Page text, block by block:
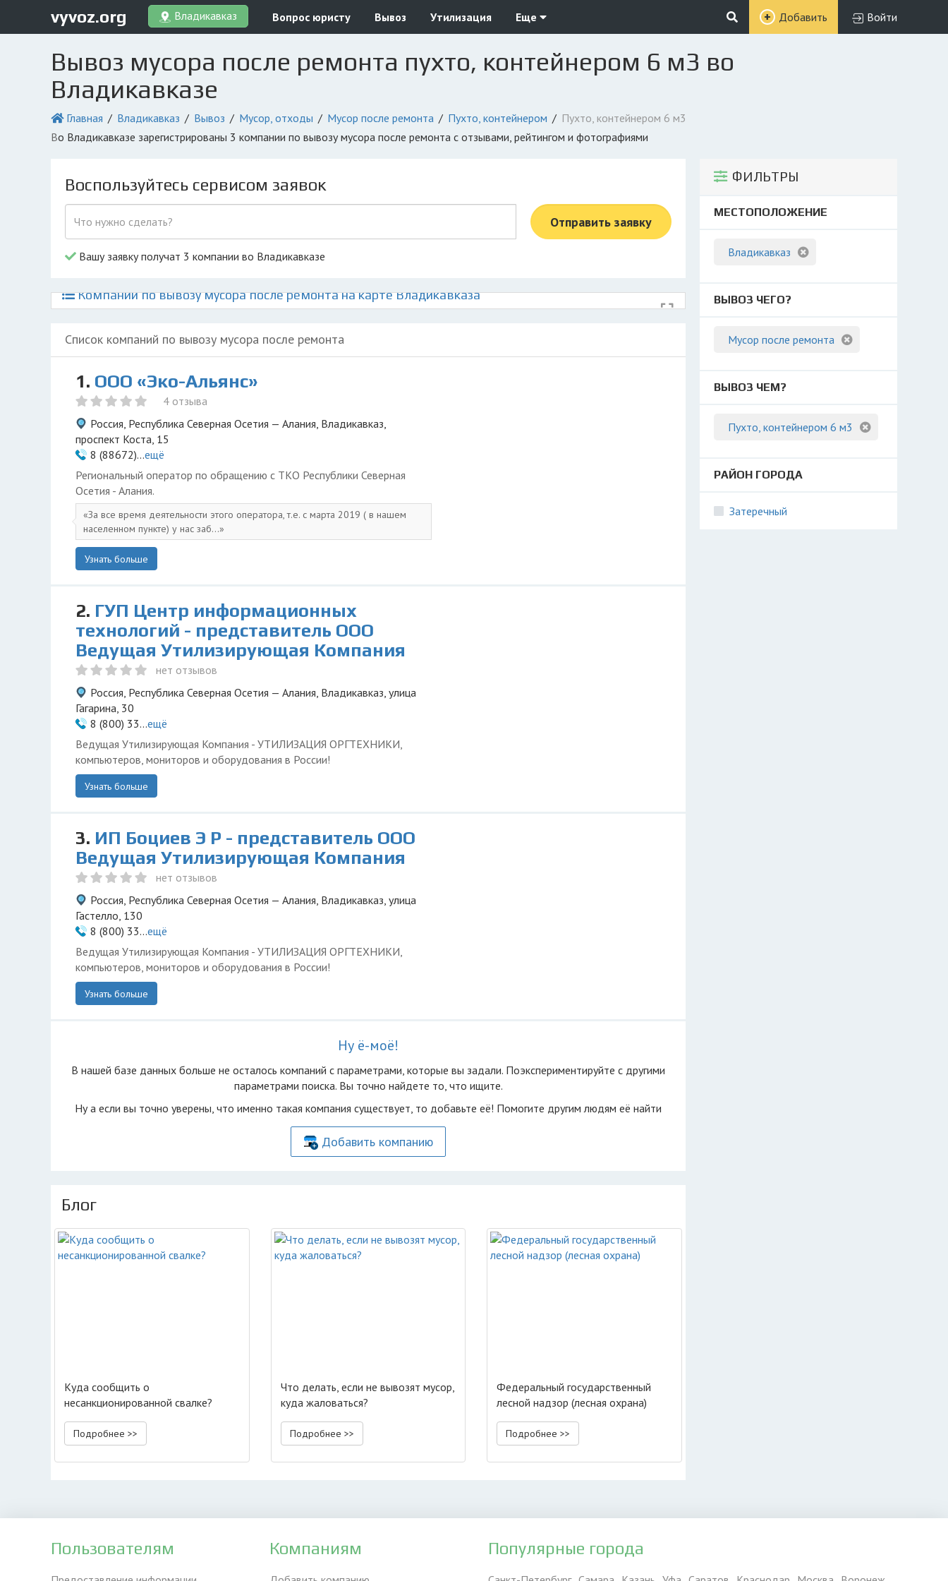
vyvoz.org Владикавказ Вопрос юристу Вывоз Утилизация Еще Добавить Войти
Вывоз мусора после ремонта пухто, контейнером 6 м3 во
Владикавказе
Главная Владикавказ Вывоз Мусор, отходы Мусор после ремонта Пухто, контейнером
Пухто, контейнером 6 м3
во Владикавказе зарегистрированы 3 компании по вывозу мусора после ремонта с отзывами, рейтингом и фотографиями
ФИЛЬТРЫ
МЕСТОПОЛОЖЕНИЕ
Владикавказ
ВЫВОЗ ЧЕГО?
Мусор после ремонта
ВЫВОЗ ЧЕМ?
Пухто, контейнером 6 м3
РАЙОН ГОРОДА
Затеречный
Воспользуйтесь сервисом заявок
Отправить заявку
Вашу заявку получат 3 компании во Владикавказе
Компании по вывозу мусора после ремонта на карте Владикавказа
Список компаний по вывозу мусора после ремонта
1. ООО «Эко-Альянс»
4 отзыва
Россия, Республика Северная Осетия — Алания, Владикавказ,
проспект Коста, 15
8 (88672)...ещё
Региональный оператор по обращению с ТКО Республики Северная
Осетия - Алания.
За все время деятельности этого оператора, т.е. с марта 2019 ( в нашем
населенном пункте) у нас заб...
Узнать больше
2. ГУП Центр информационных
технологий - представитель ООО
Ведущая Утилизирующая Компания
нет отзывов
Россия, Республика Северная Осетия — Алания, Владикавказ, улица
Гагарина, 30
8 (800) 33...ещё
Ведущая Утилизирующая Компания - УТИЛИЗАЦИЯ ОРГТЕХНИКИ,
компьютеров, мониторов и оборудования в России!
Узнать больше
3. ИП Боциев Э Р - представитель ООО
Ведущая Утилизирующая Компания
нет отзывов
Россия, Республика Северная Осетия — Алания, Владикавказ, улица
Гастелло, 130
8 (800) 33...ещё
Ведущая Утилизирующая Компания - УТИЛИЗАЦИЯ ОРГТЕХНИКИ,
компьютеров, мониторов и оборудования в России!
Узнать больше
Ну ё-моё!
В нашей базе данных больше не осталоcь компаний с параметрами, которые вы задали. Поэкспериментируйте с другими
параметрами поиска. Вы точно найдете то, что ищите.
Ну а если вы точно уверены, что именно такая компания существует, то добавьте её! Помогите другим людям её найти
Добавить компанию
Блог
Куда сообщить о
несанкционированной свалке?
Подробнее >>
Что делать, если не вывозят мусор,
куда жаловаться?
Подробнее >>
Федеральный государственный
лесной надзор (лесная охрана)
Подробнее >>
Пользователям Компаниям Популярные города